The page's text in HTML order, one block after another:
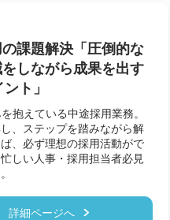
課題解決「圧倒的な
しながら成果を出す
ト」
抱えている中途採用業務。
、ステップを踏みながら解
、必ず理想の採用活動がで
しい人事・採用担当者必見
詳細ページへ